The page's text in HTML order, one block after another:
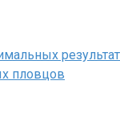
пловцов